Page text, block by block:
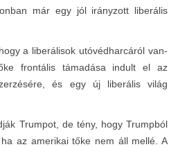
már egy jól irányzott liberális
a liberálisok utóvédharcáról van-
frontális támadása indult el az
és egy új liberális világ
Trumpot, de tény, hogy Trumpból
az amerikai tőke nem áll mellé. A